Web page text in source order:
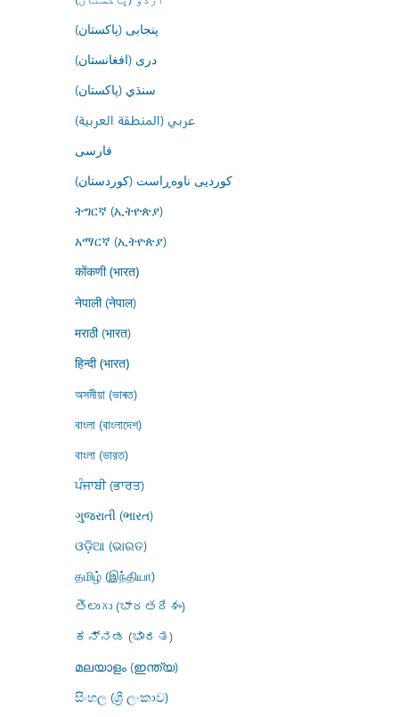
پنجابی (پاکستان)
درى (افغانستان)
سنڌي (پاکستان)
عربي (المنطقة العربية)
فارسى
کوردیی ناوەڕاست (کوردستان)
ትግርኛ (ኢትዮጵያ)
አማርኛ (ኢትዮጵያ)
कोंकणी (भारत)
नेपाली (नेपाल)
मराठी (भारत)
हिन्दी (भारत)
অসমীয়া (ভাৰত)
বাংলা (বাংলাদেশ)
বাংলা (ভারত)
ਪੰਜਾਬੀ (ਭਾਰਤ)
ગુજરાતી (ભારત)
ଓଡ଼ିଆ (ଭାରତ)
தமிழ் (இந்தியா)
తెలుగు (భారతదేశం)
ಕನ್ನಡ (ಭಾರತ)
മലയാളം (ഇന്ത്യ)
සිංහල (ශ්‍රී ලංකාව)